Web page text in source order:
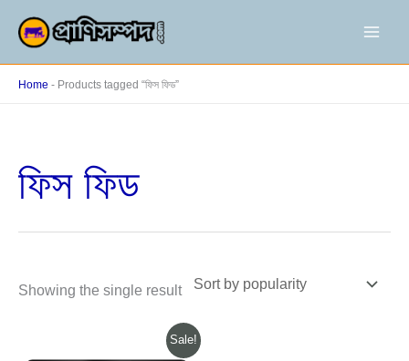
content
Home - Products tagged “ফিস ফিড”
ফিস ফিড
Showing the single result
Sale!
Current